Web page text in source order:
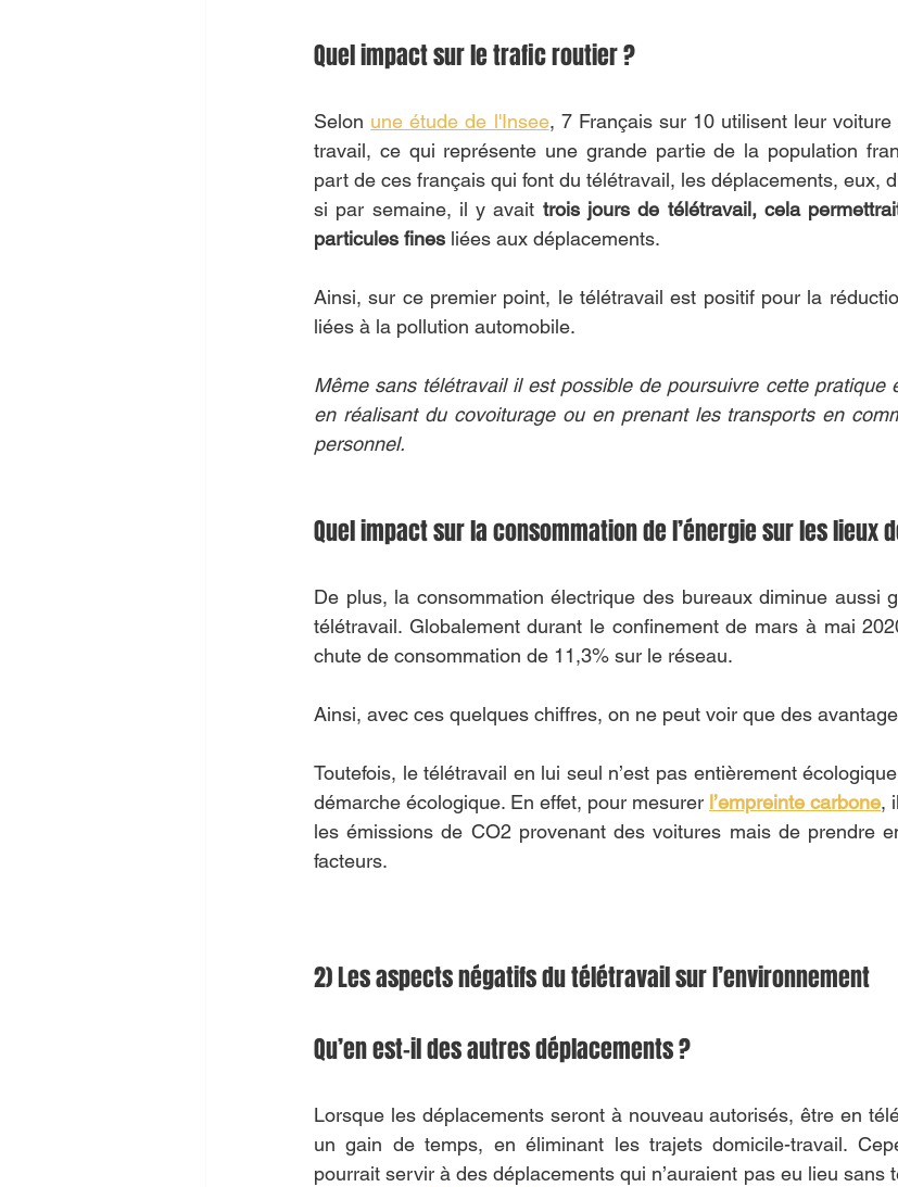
Quel impact sur le trafic routier ?
Selon une étude de l'Insee, 7 Français sur 10 utilisent leur
travail, ce qui représente une grande partie de la population
part de ces français qui font du télétravail, les déplacements, eux,
si par semaine, il y avait trois jours de télétravail, cela
particules fines liées aux déplacements.
Ainsi, sur ce premier point, le télétravail est positif pour la
liées à la pollution automobile.
Même sans télétravail il est possible de poursuivre cette pratique
en réalisant du covoiturage ou en prenant les transports en
personnel.
Quel impact sur la consommation de l’énergie sur les lieux
De plus, la consommation électrique des bureaux diminue aussi
télétravail. Globalement durant le confinement de mars à mai
chute de consommation de 11,3% sur le réseau.
Ainsi, avec ces quelques chiffres, on ne peut voir que des
Toutefois, le télétravail en lui seul n’est pas entièrement
démarche écologique. En effet, pour mesurer l’empreinte carbone,
les émissions de CO2 provenant des voitures mais de prendre
facteurs.
2) Les aspects négatifs du télétravail sur l’environnement
Qu’en est-il des autres déplacements ?
Lorsque les déplacements seront à nouveau autorisés, être en
un gain de temps, en éliminant les trajets domicile-travail.
pourrait servir à des déplacements qui n’auraient pas eu lieu sans